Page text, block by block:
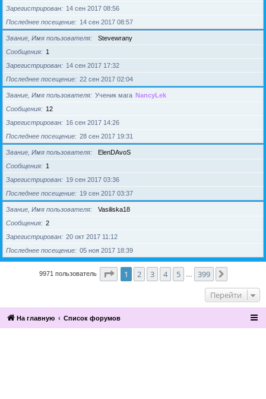
Зарегистрирован
14 сен 2017 08:56
Последнее посещение
14 сен 2017 08:57
Звание, Имя пользователя
Stevewrany
Сообщения
1
Зарегистрирован
14 сен 2017 17:32
Последнее посещение
22 сен 2017 02:04
Звание, Имя пользователя Ученик мага NancyLek
Сообщения
12
Зарегистрирован
16 сен 2017 14:26
Последнее посещение
28 сен 2017 19:31
Звание, Имя пользователя
ElenDAvoS
Сообщения
1
Зарегистрирован
19 сен 2017 03:36
Последнее посещение
19 сен 2017 03:37
Звание, Имя пользователя
Vasiliska18
Сообщения
2
Зарегистрирован
20 окт 2017 11:12
Последнее посещение
05 ноя 2017 18:39
9971 пользователь Страница1 из 399
1 2 3 4 5 399
Перейти
На главную Список форумов